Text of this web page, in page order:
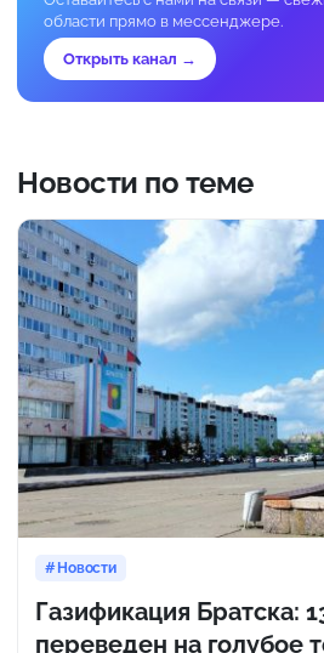
области прямо в мессенджере.
Открыть канал →
Новости по теме
Новости
Газификация Братска:
переведен на голубое